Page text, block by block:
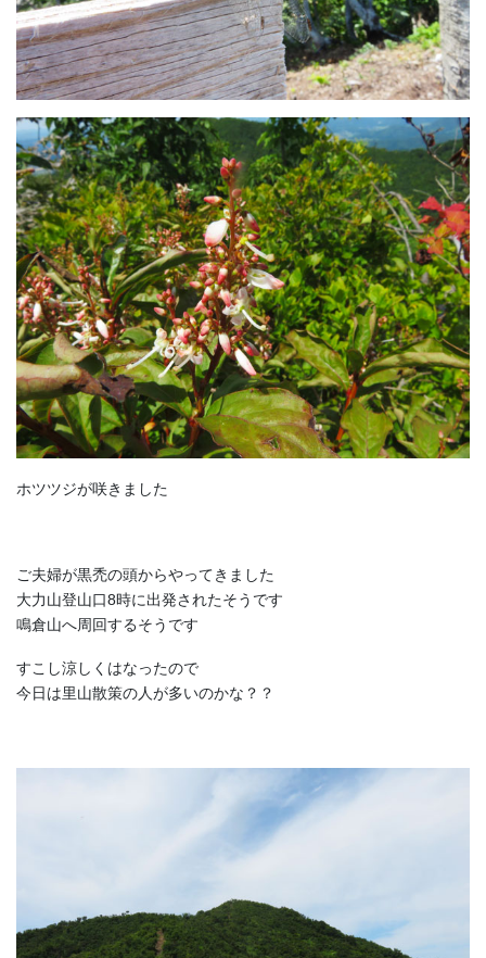
ホツツジが咲きました
ご夫婦が黒禿の頭からやってきました
大力山登山口8時に出発されたそうです
鳴倉山へ周回するそうです
すこし涼しくはなったので
今日は里山散策の人が多いのかな？？